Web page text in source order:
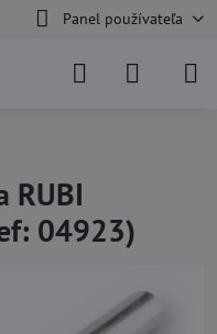
Panel používateľa
RUBI
04923)